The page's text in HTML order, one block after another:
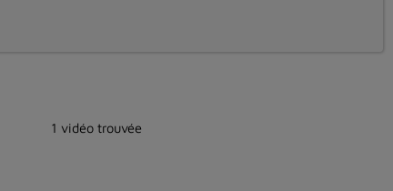
1 vidéo trouvée